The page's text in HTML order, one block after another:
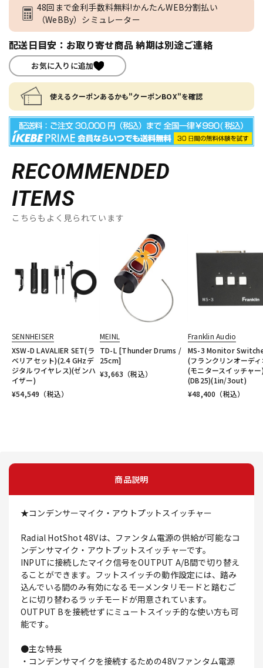
48回まで金利手数料無料!かんたんWEB分割払い
（WeBBy）シミュレーター
配送日目安：お取り寄せ商品 納期は別途ご連絡
お気に入りに追加
使えるクーポンあるかも"クーポンBOX"を確認
RECOMMENDED
ITEMS
こちらもよく見られています
SENNHEISER
XSW-D LAVALIER SET(ラ
ベリアセット)(2.4 GHzデ
ジタルワイヤレス)(ゼンハ
イザー)
¥54,549 （税込）
MEINL
TD-L [Thunder Drums /
25cm]
¥3,663 （税込）
Franklin Audio
MS-3 Monitor
(フランクリンオーデ
(モニタースイッチャ
(DB25)(1in/3out)
¥48,400 （税込）
商品説明
★コンデンサーマイク・アウトプットスイッチャー
Radial HotShot 48Vは、ファンタム電源の供給が可能なコ
ンデンサマイク・アウトプットスイッチャーです。
INPUTに接続したマイク信号をOUTPUT A/B間で切り替え
ることができます。フットスイッチの動作設定には、踏み
込んでいる間のみ有効になるモーメンタリモードと踏むご
とに切り替わるラッチモードが用意されています。
OUTPUT Bを接続せずにミュートスイッチ的な使い方も可
能です。
●主な特長
・コンデンサマイクを接続するための48Vファンタム電源